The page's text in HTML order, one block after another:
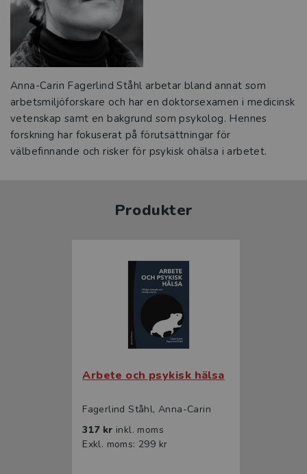
Anna-Carin Fagerlind Ståhl arbetar bland annat som
arbetsmiljöforskare och har en doktorsexamen i medicinsk
vetenskap samt en bakgrund som psykolog. Hennes
forskning har fokuserat på förutsättningar för
välbefinnande och risker för psykisk ohälsa i arbetet.
Produkter
Arbete och psykisk hälsa
Fagerlind Ståhl, Anna-Carin
317 kr inkl. moms
Exkl. moms: 299 kr